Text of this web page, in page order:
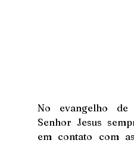
No evangelho
Senhor Jesus
em contato com